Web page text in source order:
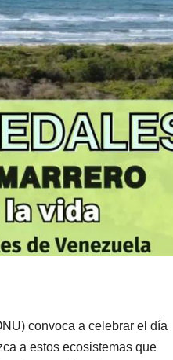
convoca a celebrar el día
a estos ecosistemas que